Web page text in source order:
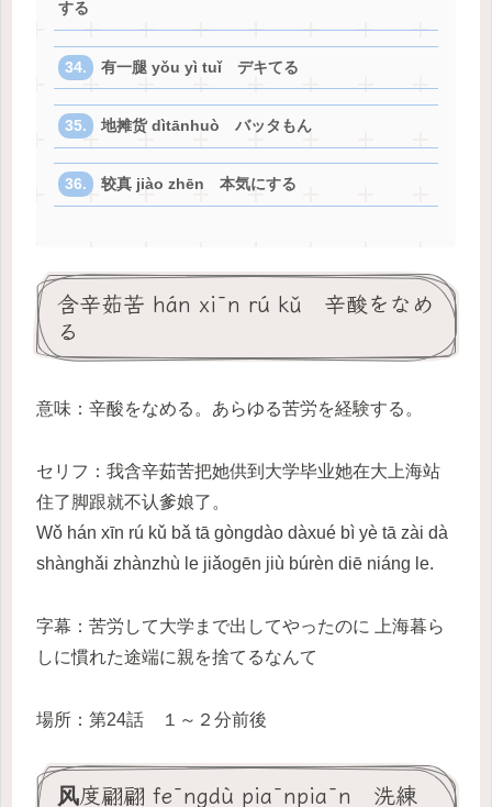
する
有一腿 yǒu yì tuǐ デキてる
地摊货 dìtānhuò バッタもん
较真 jiào zhēn 本気にする
含辛茹苦 hán xīn rú kǔ 辛酸をなめ
る
意味：辛酸をなめる。あらゆる苦労を経験する。
セリフ：我含辛茹苦把她供到大学毕业她在大上海站
住了脚跟就不认爹娘了。
Wǒ hán xīn rú kǔ bǎ tā gòngdào dàxué bì yè tā zài dà
shànghǎi zhànzhù le jiǎogēn jiù búrèn diē niáng le.
字幕：苦労して大学まで出してやったのに 上海暮ら
しに慣れた途端に親を捨てるなんて
場所：第24話 １～２分前後
风度翩翩 fēngdù piānpiān 洗練